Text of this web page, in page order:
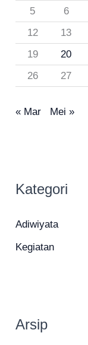
5
6
12
13
19
20
26
27
« Mar Mei »
Kategori
Adiwiyata
Kegiatan
Arsip